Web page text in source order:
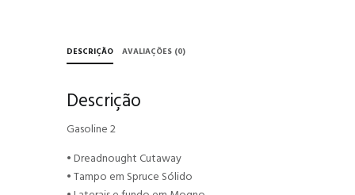
DESCRIÇÃO AVALIAÇÕES (0)
Descrição
Gasoline 2
• Dreadnought Cutaway
• Tampo em Spruce Sólido